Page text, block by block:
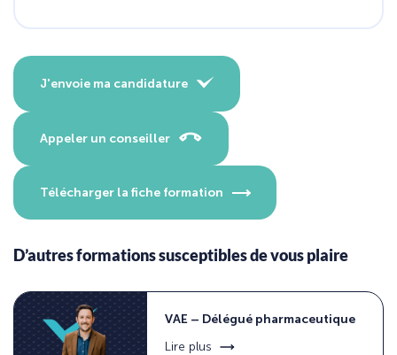
J'envoie ma candidature
Appeler un conseiller
Télécharger la fiche formation
D’autres formations susceptibles de vous plaire
VAE – Délégué pharmaceutique
Lire plus